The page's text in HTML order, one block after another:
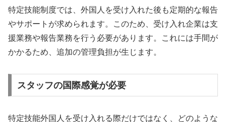
特定技能制度では、外国人を受け入れた後も定期的な報告
やサポートが求められます。このため、受け入れ企業は支
援業務や報告業務を行う必要があります。これには手間が
かかるため、追加の管理負担が生じます。
スタッフの国際感覚が必要
特定技能外国人を受け入れる際だけではなく、どのような